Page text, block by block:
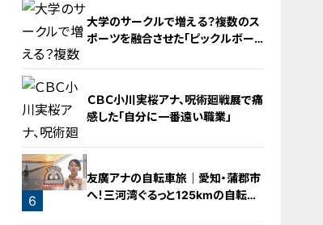
4
大学のサークルで増える？複数のス
ポーツを融合させた「ピックルボー
ＣＢＣ小川実桜アナ、呪術廻戦展で痛
感した「自分に一番遠い職業」
6
友廣アナの自転車旅｜愛知・蒲郡市
へ！三河湾ぐるっと125kmの自転車